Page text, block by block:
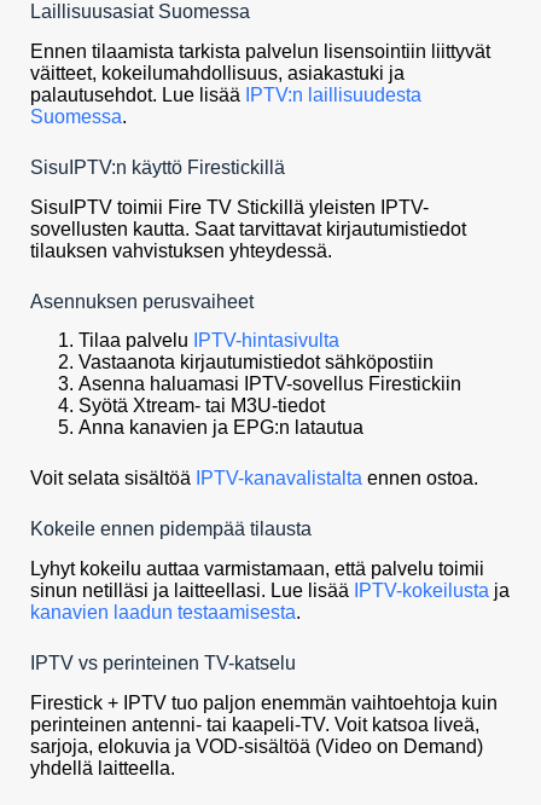
Laillisuusasiat Suomessa
Ennen tilaamista tarkista palvelun lisensointiin liittyvät
väitteet, kokeilumahdollisuus, asiakastuki ja
palautusehdot. Lue lisää
IPTV:n laillisuudesta
Suomessa.
SisuIPTV:n käyttö Firestickillä
SisuIPTV toimii Fire TV Stickillä yleisten IPTV-
sovellusten kautta. Saat tarvittavat kirjautumistiedot
tilauksen vahvistuksen yhteydessä.
Asennuksen perusvaiheet
Tilaa palvelu
IPTV-hintasivulta
Vastaanota kirjautumistiedot sähköpostiin
Asenna haluamasi IPTV-sovellus Firestickiin
Syötä Xtream- tai M3U-tiedot
Anna kanavien ja EPG:n latautua
Voit selata sisältöä IPTV-kanavalistalta ennen ostoa.
Kokeile ennen pidempää tilausta
Lyhyt kokeilu auttaa varmistamaan, että palvelu toimii
sinun netilläsi ja laitteellasi. Lue lisää
IPTV-kokeilusta ja
kanavien laadun testaamisesta.
IPTV vs perinteinen TV-katselu
Firestick + IPTV tuo paljon enemmän vaihtoehtoja kuin
perinteinen antenni- tai kaapeli-TV. Voit katsoa liveä,
sarjoja, elokuvia ja VOD-sisältöä (Video on Demand)
yhdellä laitteella.